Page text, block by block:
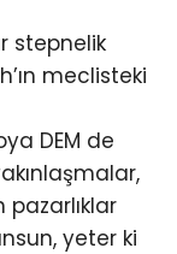
stepnelik
meclisteki
DEM de
pazarlıklar
yeter ki